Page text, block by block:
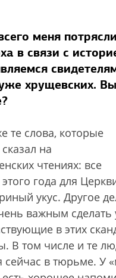
меня
в связи с
хрущевских.
те слова, которые
на
чтениях: все
года для
укус. Другое
важным сделать
в этих
В том числе и те
сейчас в тюрьме. У